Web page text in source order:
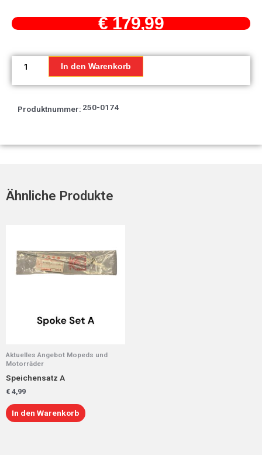
€179,99
Haubensatz
links
Menge
In den Warenkorb
Produktnummer: 250-0174
Ähnliche Produkte
Aktuelles Angebot Mopeds und
Motorräder
Speichensatz A
€ 4,99
In den Warenkorb